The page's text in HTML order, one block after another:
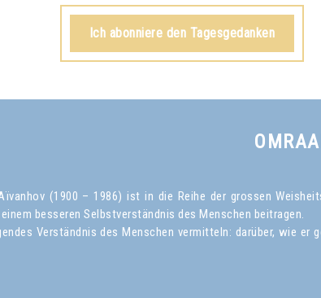
Ich abonniere den Tagesgedanken
(1900 – 1986) ist in die Reihe der grossen
besseren Selbstverständnis des Menschen beitragen.
Verständnis des Menschen vermitteln: darüber, wie